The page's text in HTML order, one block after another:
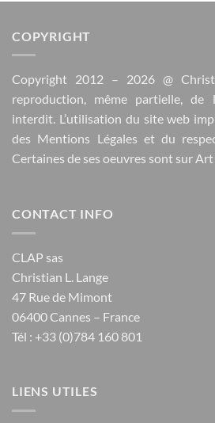
COPYRIGHT
Copyright 2012 – 2026 @
reproduction, même partielle, de
interdit. L’utilisation du site web
des Mentions Légales et du
Certaines de ses oeuvres sont surArt
CONTACT INFO
CLAP sas
Christian L. Lange
47 Rue de Mimont
06400 Cannes – France
Tél : +33 (0)784 160 801
LIENS UTILES